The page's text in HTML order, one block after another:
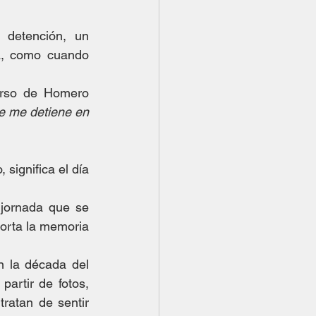
un
como cuando
de Homero
me detiene en
significa el día
que se
la memoria
la década del
de fotos,
de sentir